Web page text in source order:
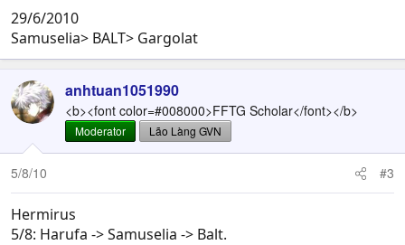
29/6/2010
Samuselia> BALT> Gargolat
anhtuan1051990
<b><font color=#008000>FFTG Scholar</font></b>
Moderator Lão Làng GVN
5/8/10 #3
Hermirus
5/8: Harufa -> Samuselia -> Balt.